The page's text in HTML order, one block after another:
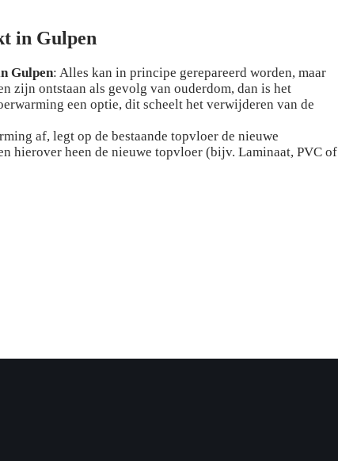
in Gulpen
Gulpen: Alles kan in principe gerepareerd worden, maar
zijn ontstaan als gevolg van ouderdom, dan is het
een optie, dit scheelt het verwijderen van de
af, legt op de bestaande topvloer de nieuwe
hierover heen de nieuwe topvloer (bijv. Laminaat, PVC of